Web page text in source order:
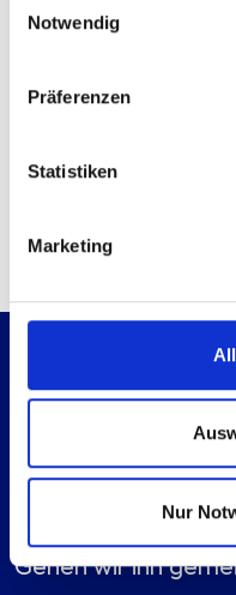
Notwendig
Präferenzen
Statistiken
Marketing
Nur
Sie können sich
Technische Anfrage
Es geht immer
Gehen wir ihn